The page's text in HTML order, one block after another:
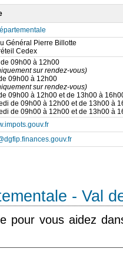
Général Pierre Billotte
Cedex
09h00 à 12h00
sur rendez-vous)
09h00 à 12h00
sur rendez-vous)
09h00 à 12h00 et de 13h00 à
de 09h00 à 12h00 et de 13h00 à
de 09h00 à 12h00 et de 13h00 à
- Val
pour vous aidez